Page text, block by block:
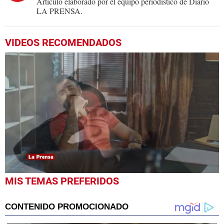
LA PRENSA.
VIDEOS RECOMENDADOS
0
seconds
minutes,
28
MIS TEMAS PREFERIDOS